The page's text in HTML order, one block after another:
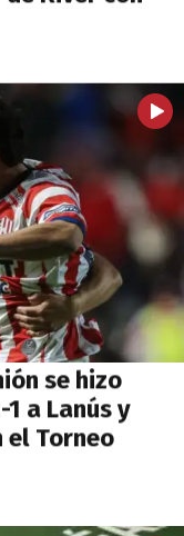
se hizo
a Lanús y
Torneo